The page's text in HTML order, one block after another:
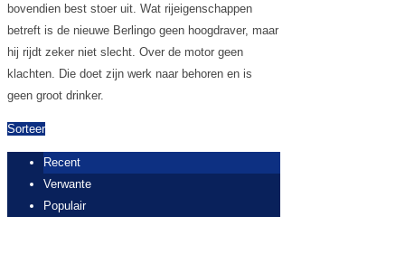
bovendien best stoer uit. Wat rijeigenschappen
betreft is de nieuwe Berlingo geen hoogdraver, maar
hij rijdt zeker niet slecht. Over de motor geen
klachten. Die doet zijn werk naar behoren en is
geen groot drinker.
Sorteer
Recent
Verwante
Populair